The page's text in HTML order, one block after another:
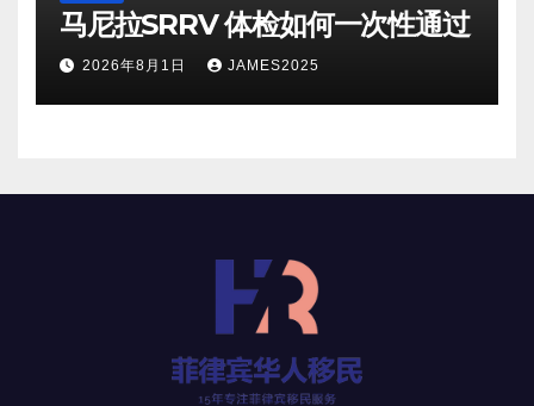
马尼拉SRRV 体检如何一次性通过
2026年8月1日 JAMES2025